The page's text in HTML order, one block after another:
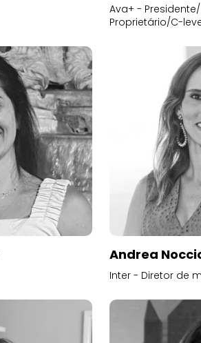
Ava+ -
Proprietário/C-
Andrea
Inter - Diretor de